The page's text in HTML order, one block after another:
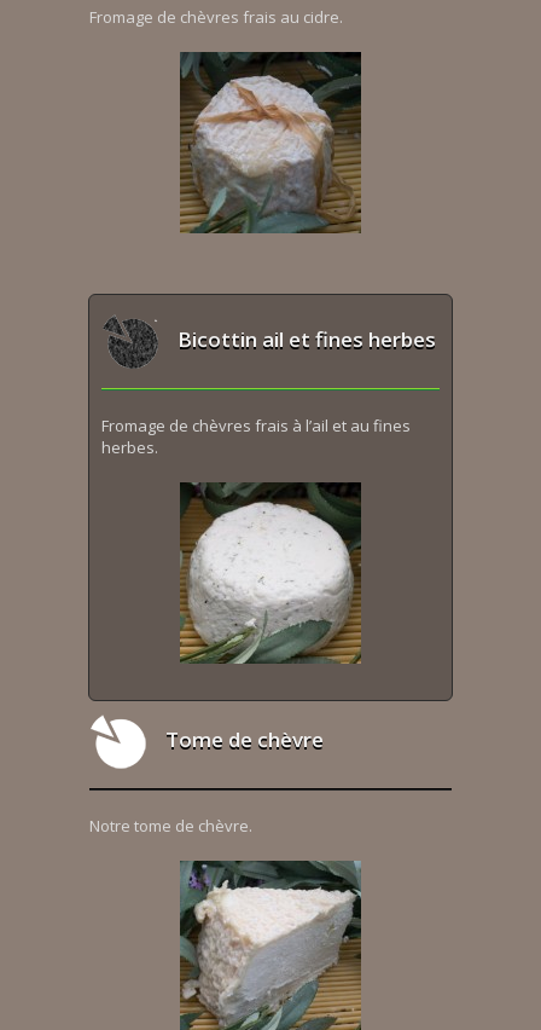
Fromage de chèvres frais au cidre.
Bicottin ail et fines herbes
Fromage de chèvres frais à l’ail et au fines
herbes.
Tome de chèvre
Notre tome de chèvre.